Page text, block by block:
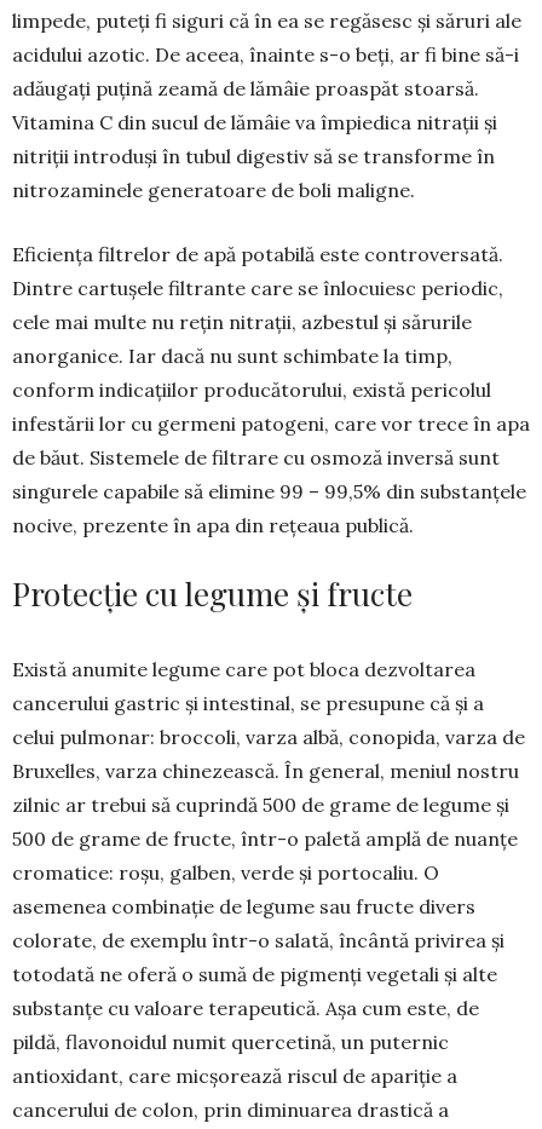
limpede, puteți fi siguri că în ea se re­găsesc și săruri ale
acidului azo­tic. De aceea, înainte s-o beți, ar fi bine să-i
adăugați puțină zeamă de lămâie proaspăt stoarsă.
Vitamina C din sucul de lămâie va împiedica nitrații și
nitriții introduși în tubul di­gestiv să se trans­forme în
nitroza­mi­nele generatoare de boli maligne.
Eficiența filtrelor de apă potabilă este con­tro­versată.
Dintre cartușele filtrante care se înlocuiesc periodic,
cele mai multe nu rețin nitrații, azbestul și sărurile
anorganice. Iar dacă nu sunt schimbate la timp,
conform indicațiilor producătorului, există pericolul
infestării lor cu germeni patogeni, care vor trece în apa
de băut. Sistemele de filtrare cu osmoză inversă sunt
singurele capabile să elimine 99 – 99,5% din substanțele
nocive, prezente în apa din rețeaua publică.
Protecție cu legume și fructe
Există anumite legume care pot bloca dez­voltarea
cancerului gastric și intestinal, se pre­su­pune că și a
celui pulmonar: broccoli, varza albă, conopida, varza de
Bruxelles, varza chinezească. În general, meniul nostru
zilnic ar trebui să cuprindă 500 de grame de legume și
500 de grame de fructe, într-o paletă amplă de nuanțe
cromatice: roșu, galben, verde și por­tocaliu. O
asemenea combinație de legume sau fructe divers
colorate, de exemplu într-o salată, încântă privirea și
totodată ne oferă o sumă de pig­menți vegetali și alte
substanțe cu valoare terapeu­tică. Așa cum este, de
pildă, flavonoidul numit quercetină, un puternic
antioxidant, care micșo­rează riscul de apa­riție a
cancerului de colon, prin diminuarea dras­tică a